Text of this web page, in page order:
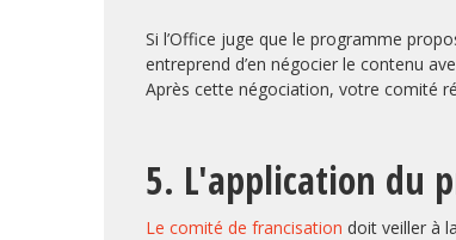
Si l’Office juge que le programme
entreprend d’en négocier le contenu
Après cette négociation, votre comité
5. L'application du
Le comité de francisation doit veiller à